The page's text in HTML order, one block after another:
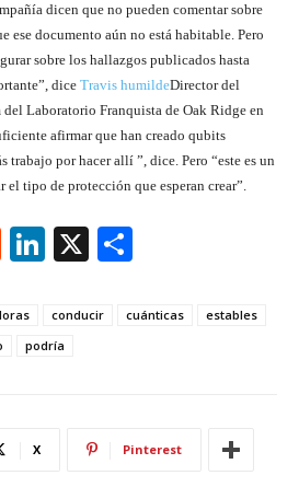
dicen que no pueden comentar sobre
ese documento aún no está habitable. Pero
sobre los hallazgos publicados hasta
diceTravis humildeDirector del
Laboratorio Franquista de Oak Ridge en
afirmar que han creado qubits
trabajo por hacer allí ”, dice. Pero “este es un
el tipo de protección que esperan crear”.
R
d
di
Li
k
e
X
ar
conducir cuánticas
estables
podría
X Pinterest